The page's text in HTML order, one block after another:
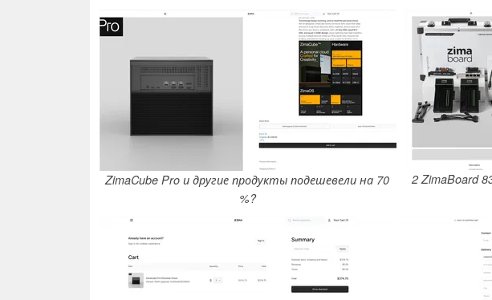
ZimaCube Pro и другие продукты подешевели на 70
%?
2 ZimaBoard